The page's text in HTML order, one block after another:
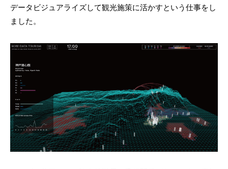
データビジュアライズして観光施策に活かすという仕事をし
ました。